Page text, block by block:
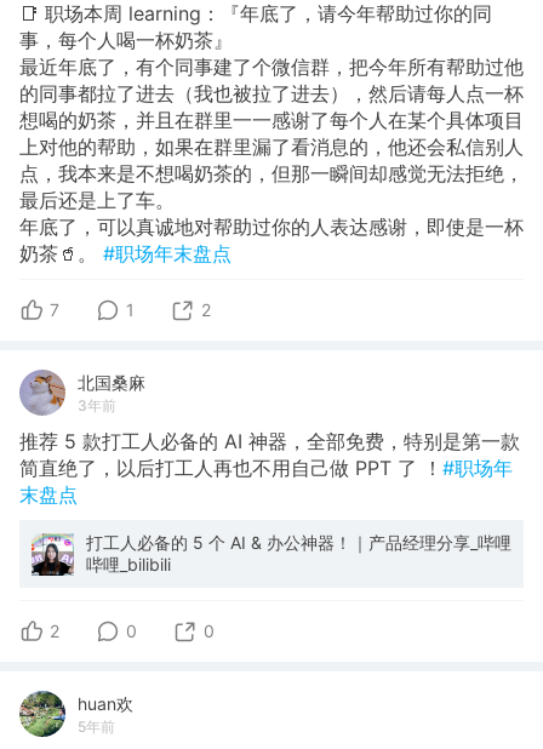
📑 职场本周 learning：『年底了，请今年帮助过你的同
事，每个人喝一杯奶茶』
最近年底了，有个同事建了个微信群，把今年所有帮助过他
的同事都拉了进去（我也被拉了进去），然后请每人点一杯
想喝的奶茶，并且在群里一一感谢了每个人在某个具体项目
上对他的帮助，如果在群里漏了看消息的，他还会私信别人
点，我本来是不想喝奶茶的，但那一瞬间却感觉无法拒绝，
最后还是上了车。
年底了，可以真诚地对帮助过你的人表达感谢，即使是一杯
奶茶🥤。 #职场年末盘点
7 1 2
北国桑麻
3年前
推荐 5 款打工人必备的 AI 神器，全部免费，特别是第一款
简直绝了，以后打工人再也不用自己做 PPT 了 ！ #职场年
末盘点
打工人必备的 5 个 AI & 办公神器！｜产品经理分享_哔哩
哔哩_bilibili
2 0 0
huan欢
5年前